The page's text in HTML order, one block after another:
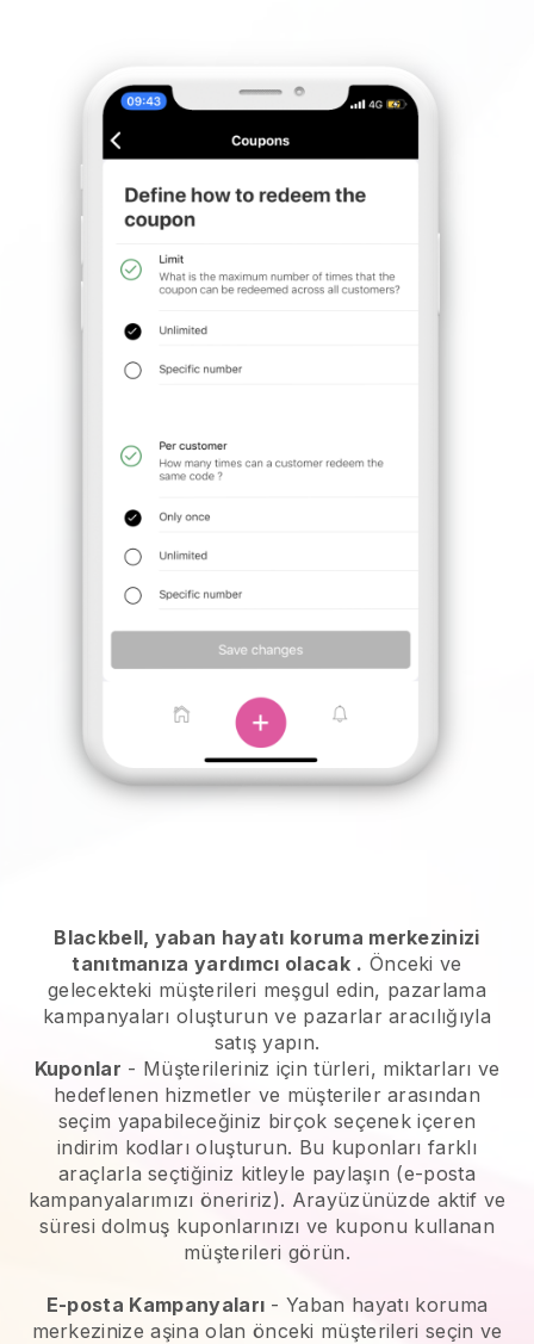
Blackbell, yaban hayatı koruma merkezinizi
tanıtmanıza yardımcı olacak . Önceki ve
gelecekteki müşterileri meşgul edin, pazarlama
kampanyaları oluşturun ve pazarlar aracılığıyla
satış yapın.
Kuponlar - Müşterileriniz için türleri, miktarları ve
hedeflenen hizmetler ve müşteriler arasından
seçim yapabileceğiniz birçok seçenek içeren
indirim kodları oluşturun. Bu kuponları farklı
araçlarla seçtiğiniz kitleyle paylaşın (e-posta
kampanyalarımızı öneririz). Arayüzünüzde aktif ve
süresi dolmuş kuponlarınızı ve kuponu kullanan
müşterileri görün.
E-posta Kampanyaları -Yaban hayatı koruma
merkezinize aşina olan önceki müşterileri seçin ve